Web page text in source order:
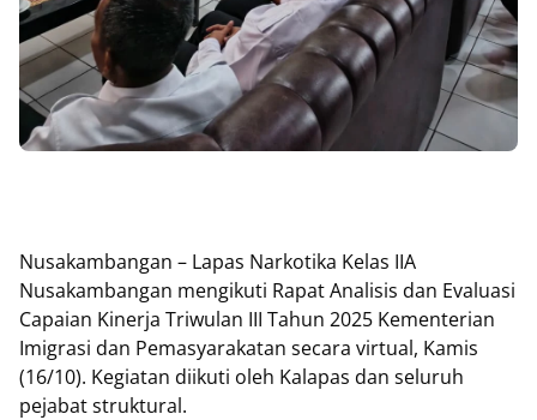
Nusakambangan – Lapas Narkotika Kelas IIA
Nusakambangan mengikuti Rapat Analisis dan Evaluasi
Capaian Kinerja Triwulan III Tahun 2025 Kementerian
Imigrasi dan Pemasyarakatan secara virtual, Kamis
(16/10). Kegiatan diikuti oleh Kalapas dan seluruh
pejabat struktural.